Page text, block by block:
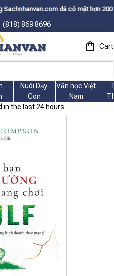
đã có mặt hơn 200 quốc gia
(818) 869 8696
Cart
Nuôi Dạy
Con
Văn học Việt
Nam
in the last 24 hours